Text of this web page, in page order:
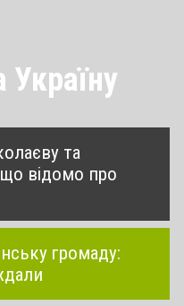
Україну
та
що відомо про
громаду: